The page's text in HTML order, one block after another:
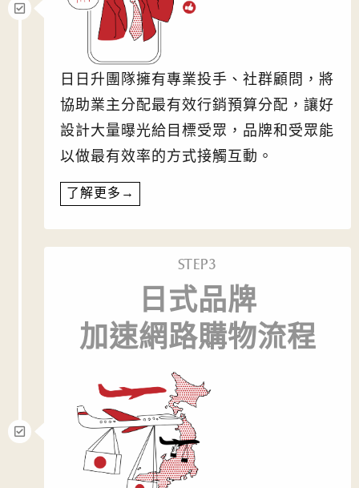
日日升團隊擁有專業投手、社群顧問，將
協助業主分配最有效行銷預算分配，讓好
設計大量曝光給目標受眾，品牌和受眾能
以做最有效率的方式接觸互動。
了解更多→
STEP3
日式品牌
加速網路購物流程